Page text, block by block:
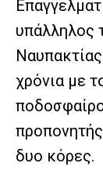
υπάλληλος
χρόνια με
δυο κόρες.